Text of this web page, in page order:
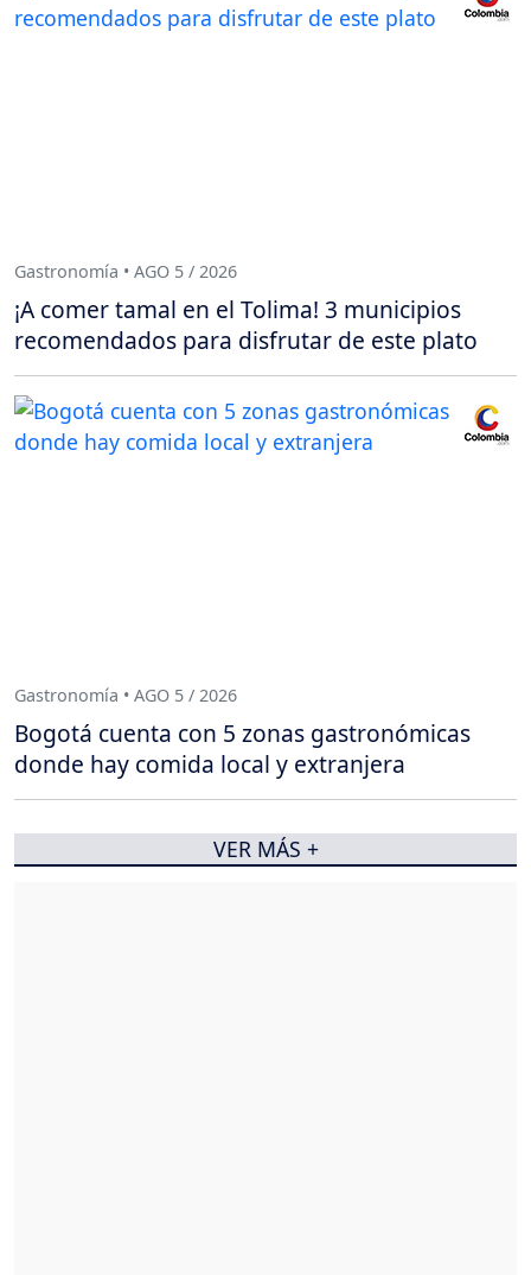
Gastronomía • AGO 5 / 2026
¡A comer tamal en el Tolima! 3 municipios
recomendados para disfrutar de este plato
Gastronomía • AGO 5 / 2026
Bogotá cuenta con 5 zonas gastronómicas
donde hay comida local y extranjera
VER MÁS +